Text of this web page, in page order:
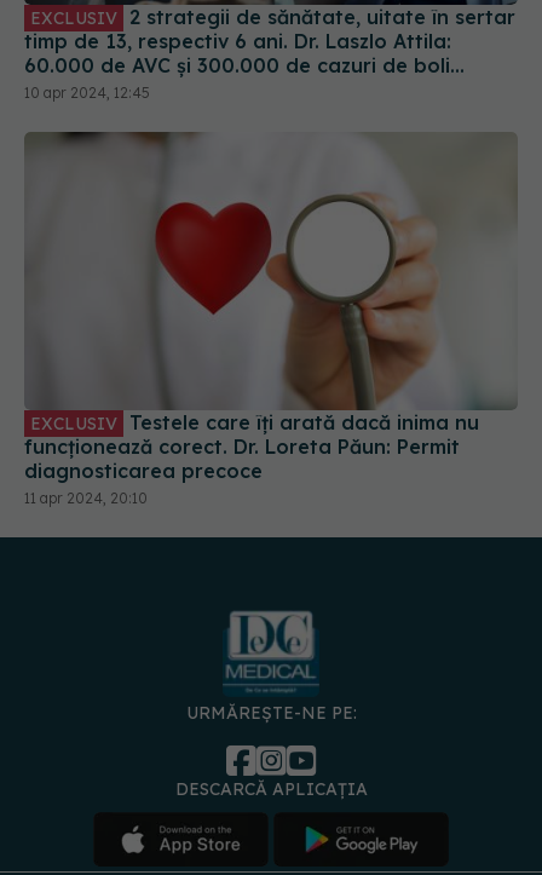
EXCLUSIV
timp de 13, respectiv 6 ani. Dr. Laszlo Attila:
60.000 de AVC și 300.000 de cazuri de boli
cardiovasculare pe AN și noi stăm și nu facem
10 apr 2024, 12:45
EXCLUSIV
funcționează corect. Dr. Loreta Păun: Permit
diagnosticarea precoce
11 apr 2024, 20:10
URMĂREȘTE-NE PE:
DESCARCĂ APLICAȚIA